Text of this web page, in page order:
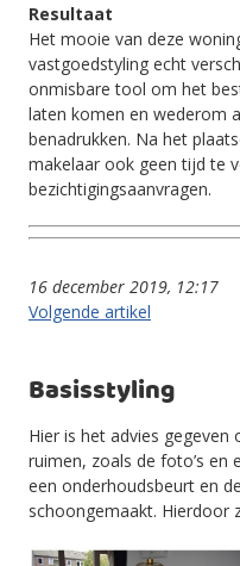
Resultaat
Het mooie van deze
vastgoedstyling echt
onmisbare tool om het
laten komen en wederom
benadrukken. Na het
makelaar ook geen tijd te
bezichtigingsaanvragen.
16 december 2019, 12:17
Volgende artikel
Basisstyling
Hier is het advies
ruimen, zoals de foto’s en
een onderhoudsbeurt en
schoongemaakt. Hierdoor